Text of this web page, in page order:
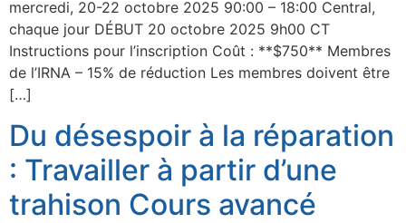
mercredi, 20-22 octobre 2025 90:00 – 18:00 Central,
chaque jour DÉBUT 20 octobre 2025 9h00 CT
Instructions pour l’inscription Coût : **$750** Membres
de l’IRNA – 15% de réduction Les membres doivent être
[…]
Du désespoir à la réparation
: Travailler à partir d’une
trahison Cours avancé